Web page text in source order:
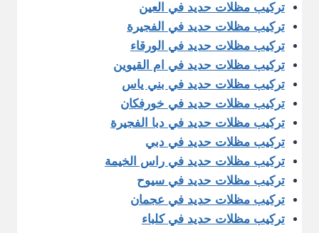
تركيب مظلات حديد في العين
تركيب مظلات حديد في الفجيرة
تركيب مظلات حديد في الورقاء
تركيب مظلات حديد في ام القيوين
تركيب مظلات حديد في بني ياس
تركيب مظلات حديد في خورفكان
تركيب مظلات حديد في دبا الفجيرة
تركيب مظلات حديد في دبي
تركيب مظلات حديد في راس الخيمة
تركيب مظلات حديد في سيوح
تركيب مظلات حديد في عجمان
تركيب مظلات حديد في كلباء